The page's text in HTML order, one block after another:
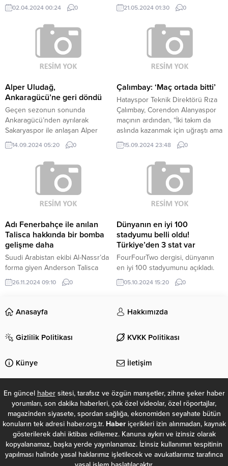
Şehir Tiyatroları, Nisan ayında 33
oyunla seyirci karşısına çıkıyor.
02.04.2024 00:24 0
38.’sinde, Harbiye Muhsin
Ertuğrul Sahnesi’nde söyleşi
konuğu Mehmet Günsür oldu.
21.05.2024 01:30 0
Alper Uludağ,
Ankaragücü’ne geri döndü
Geçen sezonun sonunda
Ankaragücü’nden ayrılarak
Sakaryaspor ile anlaşan Alper
Uludağ, başkent ekibine geri
döndü. Kulüpten yapılan
açıklamaya göre, 33 yaşındaki
futbolcuyla bir yıllık sözleşme
imzalandı. BİRÇOK TAKIMDA
OYNADI Belçika’da doğan,
profesyonel kariyerine ise
Türkiye’de Kayserispor,
Trabzonspor, Akhisarspor,
Gençlerbirliği, Konyaspor, Adana
Demirspor ve Giresunspor
kulüplerinde oynadı. Kaynak:...
14.09.2024 05:20 0
Çalımbay: ‘Maç ortada bitti’
Hatayspor Teknik Direktörü Rıza
Çalımbay, Corendon Alanyaspor
maçının ardından, “İki takım da
aslında kazanmak için uğraştı ama
ortada biten bir maç oldu” dedi.
Trendyol Süper Lig’in 5.
haftasında Hatayspor,
deplasmanda karşılaştığı
Corendon Alanyaspor ile golsüz
eşitlikle berabere kaldı.
Karşılaşmanın ardından
konuşan Hatayspor Teknik
Direktörü Rıza Çalımbay,
karşılaşmanın...
15.09.2024 23:48 0
Adı Fenerbahçe ile anılan
Talisca hakkında bir bomba
gelişme daha
Suudi Arabistan ekibi Al-Nassr’da
forma giyen Anderson Talisca
hakkında yeni gelişmeler
yaşanıyor. Yıldız futbolcu Al-
kadrosuna alınmadı. FRED VE
BECAO’YU DA TAKİBE ALMIŞTI
hesabından Fenerbahçe’nin
Rodrigo Becao’yu takibe aldı.
Talisca’nın bu hareketi sosyal
medyada Fenerbahçeli taraftarlar
arasında büyük yankı...
26.11.2024 09:10 0
Dünyanın en iyi 100
stadyumu belli oldu!
Türkiye’den 3 stat var
FourFourTwo dergisi, dünyanın
en iyi 100 stadyumunu açıkladı.
Dünyanın dört bir yanından farklı
kulüplerin stadyumlarının yer
stadyuma yer verildi. İşte
dünyanın en iyi 100 stadyumu
STADYUMLARI 100. Kenilworth
MANŞETLERİ İÇİN TIKLAYIN 99.
The Float 98. Etihad...
05.10.2024 15:20 0
Anasayfa Hakkımızda
Gizlilik Politikası KVKK Politikası
Künye İletişim
En güncel habersitesi, tarafsız ve özgün manşetler, zihne şeker haber
yorumları, son dakika haberleri, çok özel videolar, özel röportajlar,
magazinden siyasete, spordan sağlığa, ekonomiden seyahate bütün
konuların tek adresi haber.org.tr. Haberiçerikleri izin alınmadan, kaynak
gösterilerek dahi iktibas edilemez. Kanuna aykırı ve izinsiz olarak
kopyalanamaz, başka yerde yayınlanamaz. İzinsiz kullanımın tespitinin
yapılması halinde yasal haklarımız işletilecek ve avukatlarımız tarafınca